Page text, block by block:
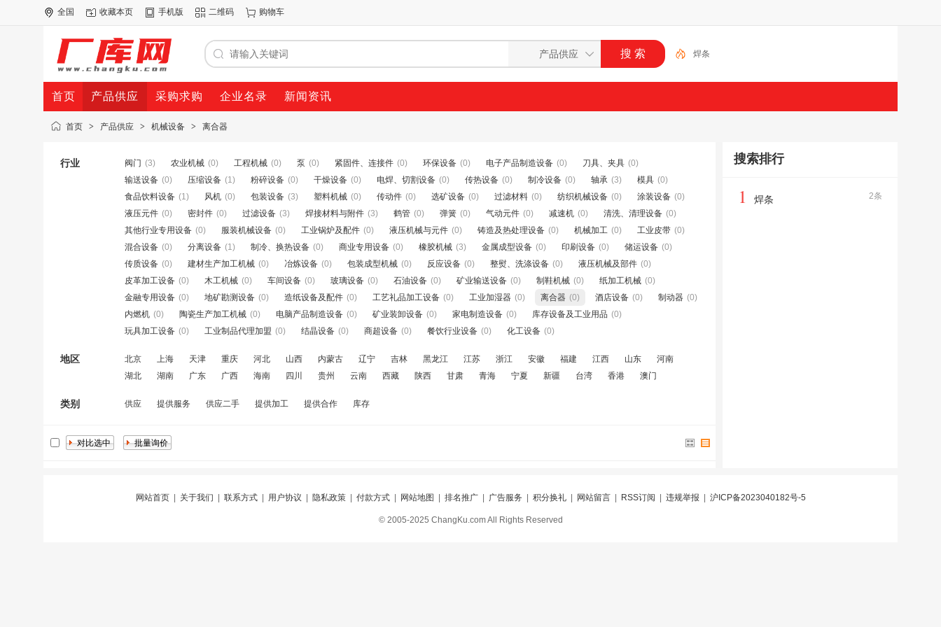
全国 收藏本页 手机版 二维码 购物车
焊条
首页 产品供应 采购求购 企业名录 新闻资讯
首页 > 产品供应 > 机械设备 > 离合器
行业 阀门 (3) 农业机械 (0) 工程机械 (0) 泵 (0) 紧固件、连接件 (0) 环保设备 (0) 电子产品制造设备 (0) 刀具、夹具 (0)
输送设备 (0) 压缩设备 (1) 粉碎设备 (0) 干燥设备 (0) 电焊、切割设备 (0) 传热设备 (0) 制冷设备 (0) 轴承 (3) 模具 (0)
食品饮料设备 (1) 风机 (0) 包装设备 (3) 塑料机械 (0) 传动件 (0) 选矿设备 (0) 过滤材料 (0) 纺织机械设备 (0) 涂装设备 (0)
液压元件 (0) 密封件 (0) 过滤设备 (3) 焊接材料与附件 (3) 鹤管 (0) 弹簧 (0) 气动元件 (0) 减速机 (0) 清洗、清理设备 (0)
其他行业专用设备 (0) 服装机械设备 (0) 工业锅炉及配件 (0) 液压机械与元件 (0) 铸造及热处理设备 (0) 机械加工 (0) 工业皮带 (0)
混合设备 (0) 分离设备 (1) 制冷、换热设备 (0) 商业专用设备 (0) 橡胶机械 (3) 金属成型设备 (0) 印刷设备 (0) 储运设备 (0)
传质设备 (0) 建材生产加工机械 (0) 冶炼设备 (0) 包装成型机械 (0) 反应设备 (0) 整熨、洗涤设备 (0) 液压机械及部件 (0)
皮革加工设备 (0) 木工机械 (0) 车间设备 (0) 玻璃设备 (0) 石油设备 (0) 矿业输送设备 (0) 制鞋机械 (0) 纸加工机械 (0)
金融专用设备 (0) 地矿勘测设备 (0) 造纸设备及配件 (0) 工艺礼品加工设备 (0) 工业加湿器 (0) 离合器 (0) 酒店设备 (0) 制动器 (0)
内燃机 (0) 陶瓷生产加工机械 (0) 电脑产品制造设备 (0) 矿业装卸设备 (0) 家电制造设备 (0) 库存设备及工业用品 (0)
玩具加工设备 (0) 工业制品代理加盟 (0) 结晶设备 (0) 商超设备 (0) 餐饮行业设备 (0) 化工设备 (0)
地区 北京 上海 天津 重庆 河北 山西 内蒙古 辽宁 吉林 黑龙江 江苏 浙江 安徽 福建 江西 山东
河南
湖北
湖南 广东 广西 海南 四川 贵州 云南 西藏 陕西 甘肃 青海 宁夏 新疆 台湾 香港 澳门
类别 供应 提供服务 供应二手 提供加工 提供合作 库存
搜索排行
2条
1 焊条
网站首页| 关于我们 联系方式| 用户协议 隐私政策| 付款方式| 网站地图 排名推广| 广告服务 积分换礼| 网站留言| RSS订阅 违规举报 沪ICP备2023040182号-5
© 2005-2025 ChangKu.com All Rights Reserved